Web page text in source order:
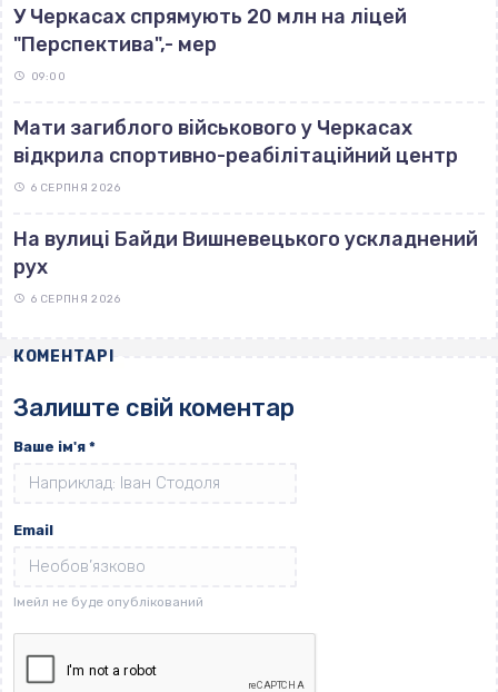
У Черкасах спрямують 20 млн на ліцей
"Перспектива",- мер
09:00
Мати загиблого військового у Черкасах
відкрила спортивно-реабілітаційний центр
6 СЕРПНЯ 2026
На вулиці Байди Вишневецького ускладнений
рух
6 СЕРПНЯ 2026
КОМЕНТАРІ
Залиште свій коментар
Ваше ім'я *
Email